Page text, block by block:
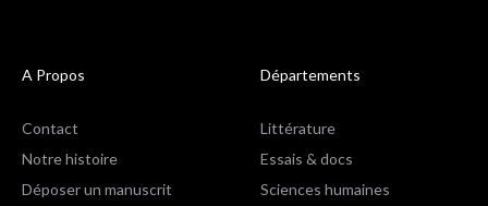
A Propos
Contact
Notre histoire
Déposer un manuscrit
Départements
Littérature
Essais & docs
Sciences humaines